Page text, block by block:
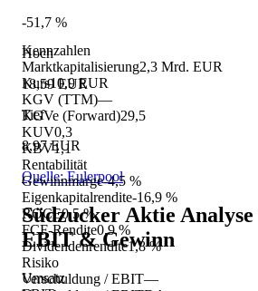
Kennzahlen
Marktkapitalisierung2,3 Mrd. EUR
Kurs10,9 EUR
KGV (TTM)—
KGVe (Forward)29,5
KUV0,3
KBV1,1
Rentabilität
Gewinnmarge-4,5 %
Eigenkapitalrendite-16,9 %
ROCE0,5 %
FCF-Rendite0,9 %
Dividendenrendite1,8 %
Risiko
Verschuldung / EBIT—
-51,7 %
Hoch
18,59 EUR
Tief
8,97 EUR
Quelle: Eulerpool
Südzucker Aktie Analyse
EBIT & Gewinn
Umsatz